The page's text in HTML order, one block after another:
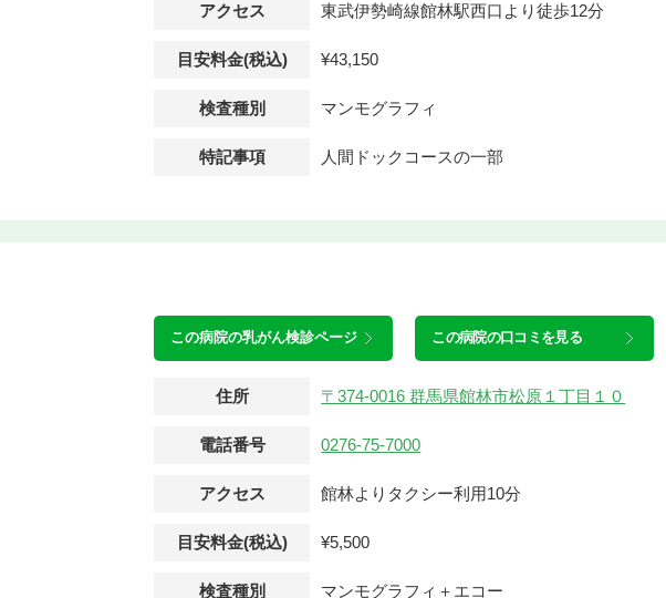
アクセス 東武伊勢崎線館林駅西口より徒歩12分
目安料金(税込) ¥43,150
検査種別 マンモグラフィ
特記事項 人間ドックコースの一部
この病院の乳がん検診ページ この病院の口コミを見る
住所 〒374-0016 群馬県館林市松原１丁目１０
電話番号 0276-75-7000
アクセス 館林よりタクシー利用10分
目安料金(税込) ¥5,500
検査種別 マンモグラフィ＋エコー